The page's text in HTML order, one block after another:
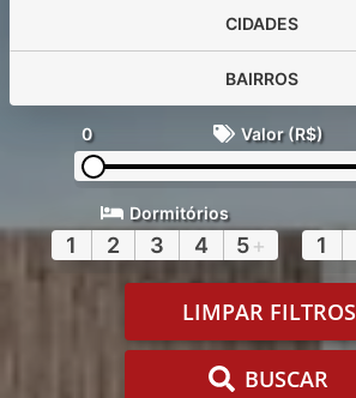
CIDADES
BAIRROS
0 Valor (R$)
Dormitórios
1 2 3 4 5+ 1
LIMPAR FILTROS
BUSCAR